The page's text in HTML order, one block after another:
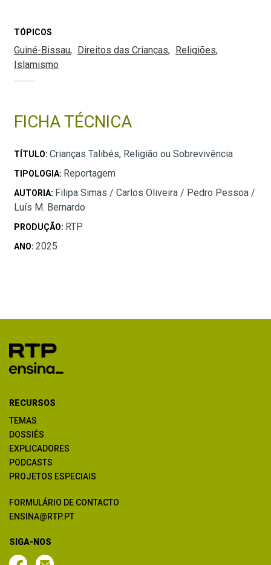
TÓPICOS
Guiné-Bissau Direitos das Crianças
Religiões
Islamismo
FICHA TÉCNICA
TÍTULO: Crianças Talibés, Religião ou Sobrevivência
TIPOLOGIA: Reportagem
AUTORIA: Filipa Simas / Carlos Oliveira / Pedro Pessoa /
Luís M. Bernardo
PRODUÇÃO: RTP
ANO: 2025
RECURSOS
TEMAS
DOSSIÊS
EXPLICADORES
PODCASTS
PROJETOS ESPECIAIS
FORMULÁRIO DE CONTACTO
ENSINA@RTP.PT
SIGA-NOS